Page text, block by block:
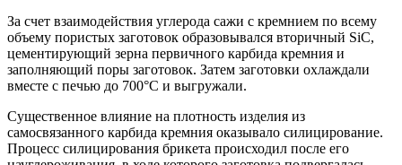
За счет взаимодействия углерода сажи с кремнием по всему
объему пористых заготовок образовывался вторичный SiC,
цементирующий зерна первичного карбида кремния и
заполняющий поры заготовок. Затем заготовки охлаждали
вместе с печью до 700°С и выгружали.
Существенное влияние на плотность изделия из
самосвязанного карбида кремния оказывало силицирование.
Процесс силицирования брикета происходил после его